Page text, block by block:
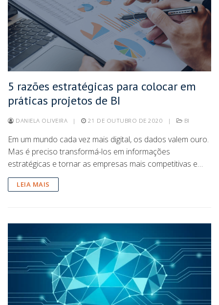
5 razões estratégicas para colocar em
práticas projetos de BI
DANIELA OLIVEIRA | 21 DE OUTUBRO DE 2020 | BI
Em um mundo cada vez mais digital, os dados valem ouro.
Mas é preciso transformá-los em informações
estratégicas e tornar as empresas mais competitivas e…
LEIA MAIS